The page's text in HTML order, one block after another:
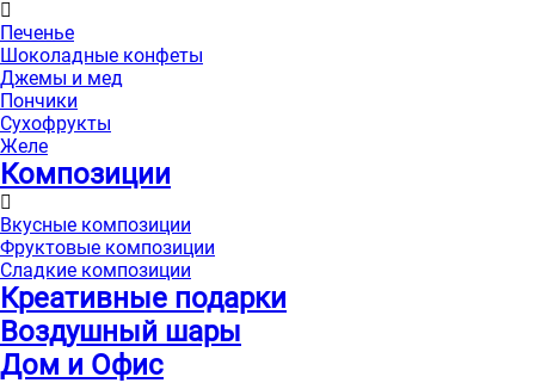
Печенье
Шоколадные конфеты
Джемы и мед
Пончики
Сухофрукты
Желе
Композиции
Вкусные композиции
Фруктовые композиции
Сладкие композиции
Креативные подарки
Воздушный шары
Дом и Офис